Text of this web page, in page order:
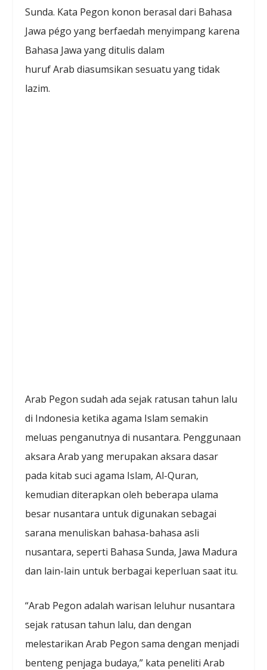
Sunda. Kata Pegon konon berasal dari Bahasa
Jawa pégo yang berfaedah menyimpang karena
Bahasa Jawa yang ditulis dalam
huruf Arab diasumsikan sesuatu yang tidak
lazim.
Arab Pegon sudah ada sejak ratusan tahun lalu
di Indonesia ketika agama Islam semakin
meluas penganutnya di nusantara. Penggunaan
aksara Arab yang merupakan aksara dasar
pada kitab suci agama Islam, Al-Quran,
kemudian diterapkan oleh beberapa ulama
besar nusantara untuk digunakan sebagai
sarana menuliskan bahasa-bahasa asli
nusantara, seperti Bahasa Sunda, Jawa Madura
dan lain-lain untuk berbagai keperluan saat itu.
“Arab Pegon adalah warisan leluhur nusantara
sejak ratusan tahun lalu, dan dengan
melestarikan Arab Pegon sama dengan menjadi
benteng penjaga budaya,” kata peneliti Arab